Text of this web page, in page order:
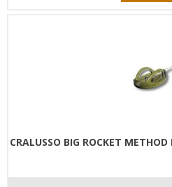
CRALUSSO BIG ROCKET